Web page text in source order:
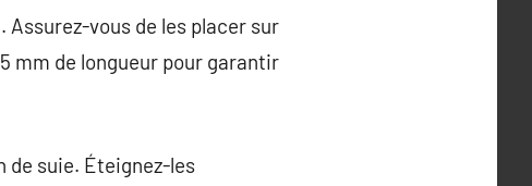
vous de les placer sur
mm de longueur pour garantir
de suie. Éteignez-les